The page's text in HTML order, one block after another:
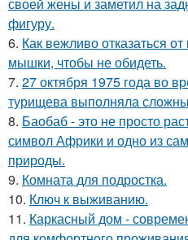
фигуру.
6. Как вежливо отказаться
мышки, чтобы не обидеть.
7. 27 октября 1975 года во
турищева выполняла
8. Баобаб - это не просто
символ Африки и одно из
природы.
9. Комната для подростка.
10. Ключ к выживанию.
11. Каркасный дом -